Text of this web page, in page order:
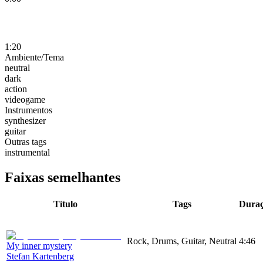
1:20
Ambiente/Tema
neutral
dark
action
videogame
Instrumentos
synthesizer
guitar
Outras tags
instrumental
Faixas semelhantes
Título Tags
My inner mystery
Stefan Kartenberg
Rock, Drums, Guitar, Neutral 4:46